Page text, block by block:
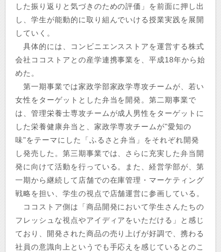
した振り返りと気づきのための評価」を前面に押し出
し、学生が能動的に取り組んでいける授業実践を展開
していく。
具体的には、コンビニエンスストアを運営する株式
会社ココストアとの産学連携事業を、平成18年から始
めた。
第一期事業では家政学部家政学専攻チームが、若い
女性をターゲットとした弁当を開発。第二期事業で
は、管理栄養士専攻チームが成人男性をターゲットに
した栄養健康弁当と、家政学専攻チームが"愛知の
味"をテーマにした「ふるさと弁当」をそれぞれ開発
し発売した。第三期事業では、さらに充実した弁当開
発に向けて活動を行っている。また、経営学部が、第
一期から継続して店舗での在庫管理・マーケティング
戦略を担い、学生の視点で店舗運営に参画している。
ココストア側は「商品開発において学生さんたちの
フレッシュな視点やアイディアをいただける」と感じ
ており、開発された商品の売り上げが好調で、携わる
社員の意識向上というでも手応えを感じているとのこ